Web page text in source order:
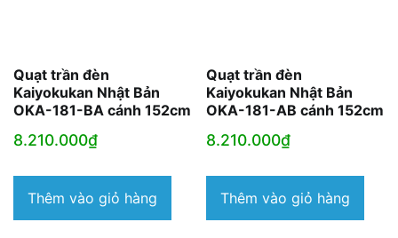
Quạt trần đèn
Kaiyokukan Nhật Bản
OKA-181-BA cánh 152cm
8.210.000₫
Thêm vào giỏ hàng
Quạt trần đèn
Kaiyokukan Nhật Bản
OKA-181-AB cánh 152cm
8.210.000₫
Thêm vào giỏ hàng